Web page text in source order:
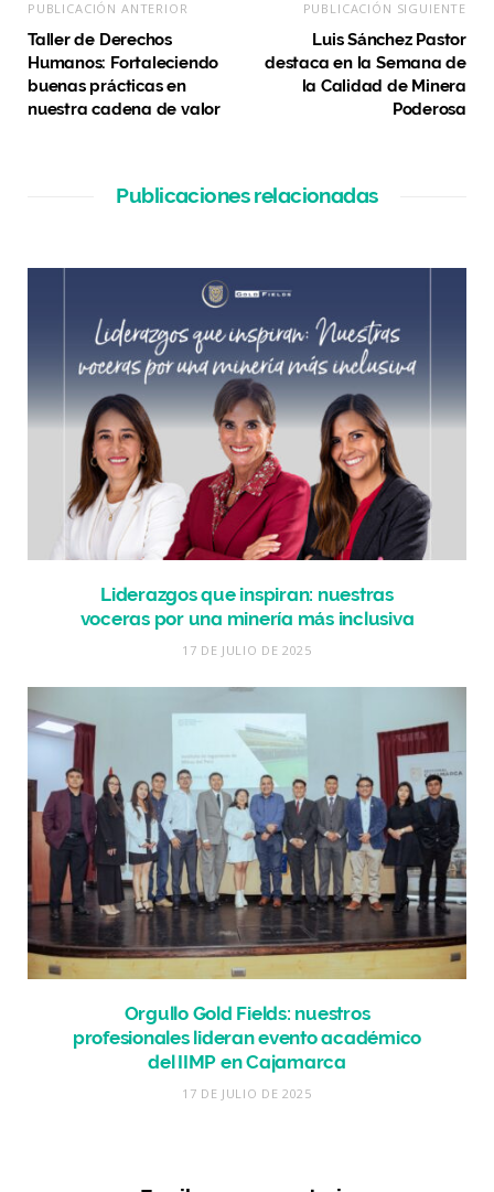
PUBLICACIÓN ANTERIOR
Taller de Derechos
Humanos: Fortaleciendo
buenas prácticas en
nuestra cadena de valor
PUBLICACIÓN SIGUIENTE
Luis Sánchez Pastor
destaca en la Semana de
la Calidad de Minera
Poderosa
Publicaciones relacionadas
Liderazgos que inspiran: nuestras
voceras por una minería más inclusiva
17 DE JULIO DE 2025
Orgullo Gold Fields: nuestros
profesionales lideran evento académico
del IIMP en Cajamarca
17 DE JULIO DE 2025